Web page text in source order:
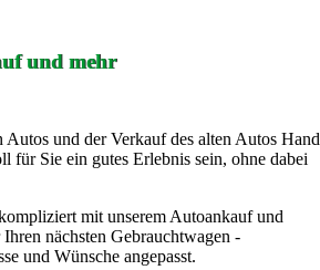
und mehr
und der Verkauf des alten Autos Hand
für Sie ein gutes Erlebnis sein, ohne dabei
mit unserem Autoankauf und
nächsten Gebrauchtwagen -
und Wünsche angepasst.